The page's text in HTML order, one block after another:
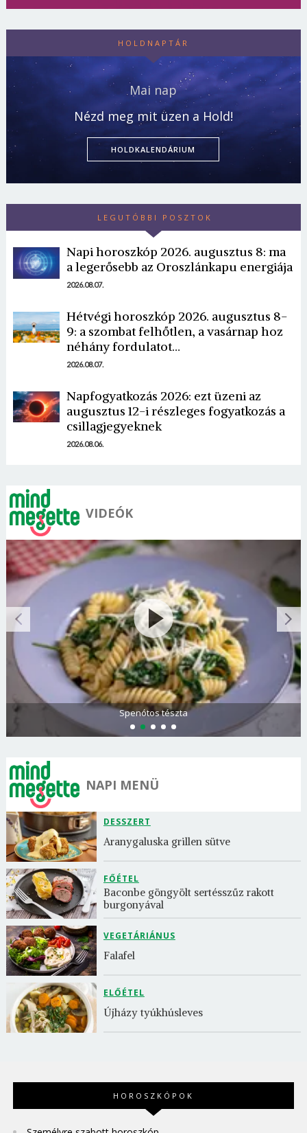
HOLDNAPTÁR
Mai nap
Nézd meg mit üzen a Hold!
HOLDKALENDÁRIUM
LEGUTÓBBI POSZTOK
Napi horoszkóp 2026. augusztus 8: ma
a legerősebb az Oroszlánkapu energiája
2026.08.07.
Hétvégi horoszkóp 2026. augusztus 8-
9: a szombat felhőtlen, a vasárnap hoz
néhány fordulatot…
2026.08.07.
Napfogyatkozás 2026: ezt üzeni az
augusztus 12-i részleges fogyatkozás a
csillagjegyeknek
2026.08.06.
VIDEÓK
Spenótos tészta
NAPI MENÜ
DESSZERT
Aranygaluska grillen sütve
FŐÉTEL
Baconbe göngyölt sertésszűz rakott
burgonyával
VEGETÁRIÁNUS
Falafel
ELŐÉTEL
Újházy tyúkhúsleves
HOROSZKÓPOK
Borsonline bejelentkezés
E-mail cím vagy felhasználónév
Jelszó